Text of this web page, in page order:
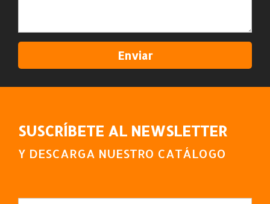
SUSCRÍBETE AL NEWSLETTER
Y DESCARGA NUESTRO CATÁLOGO